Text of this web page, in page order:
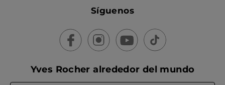
Síguenos
Yves Rocher alrededor del mundo